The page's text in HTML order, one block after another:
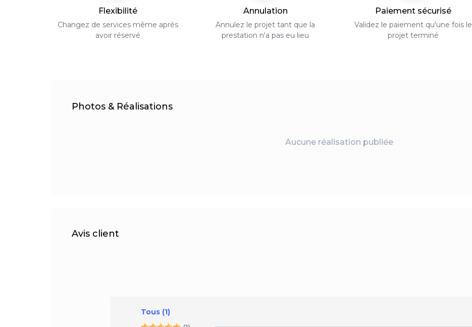
Flexibilité
Changez de services même après
avoir réservé
Annulation
Annulez le projet tant que la
prestation n'a pas eu lieu
Paiement sécurisé
Validez le paiement qu'une fois le
projet terminé
Photos & Réalisations
Aucune réalisation publiée
Avis client
Tous (1)